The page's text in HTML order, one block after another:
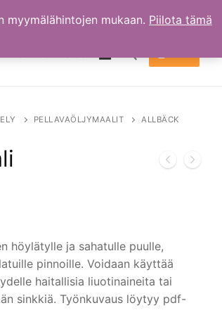
PELLAVAÖLJYMAALIT
ALLBÄCK
höylätylle ja sahatulle puulle,
pinnoille. Voidaan käyttää
haitallisia liuotinaineita tai
sinkkiä. Työnkuvaus löytyy pdf-
myymälähintojen mukaan. Piilota tämä